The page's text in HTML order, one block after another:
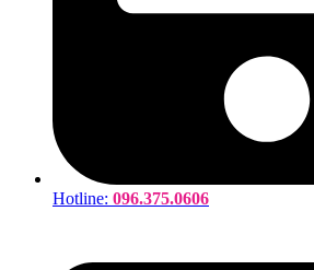
Hotline: 096.375.0606